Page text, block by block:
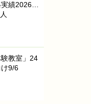
績2026…
教室」24
9/6